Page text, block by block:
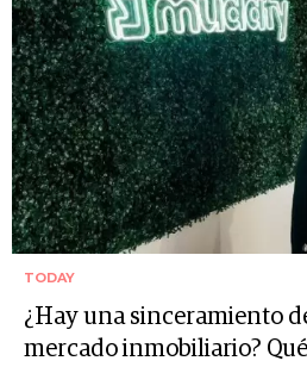
TODAY
¿Hay una sinceramiento
mercado inmobiliario?